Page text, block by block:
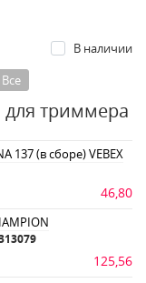
Все
В наличии
триммера
137 (в сборе) VEBEX
46,80
125,56